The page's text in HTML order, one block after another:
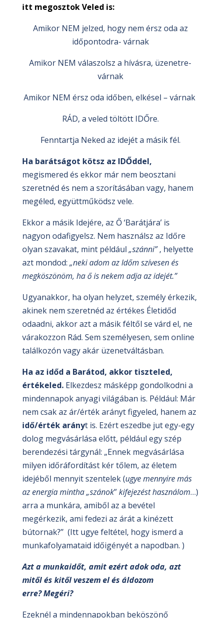
itt megosztok Veled is:
Amikor NEM jelzed, hogy nem érsz oda az
időpontodra- várnak
Amikor NEM válaszolsz a hívásra, üzenetre-
várnak
Amikor NEM érsz oda időben, elkésel – várnak
RÁD, a veled töltött IDŐre.
Fenntartja Neked az idejét a másik fél.
Ha barátságot kötsz az IDŐddel,
megismered és ekkor már nem beosztani
szeretnéd és nem a szorításában vagy, hanem
megéled, együttműködsz vele.
Ekkor a másik Idejére, az Ő ‘Barátjára’ is
nagyon odafigyelsz. Nem használsz az Időre
olyan szavakat, mint például „szánni”, helyette
azt mondod: „neki adom az Időm szívesen és
megköszönöm, ha ő is nekem adja az idejét.”
Ugyanakkor, ha olyan helyzet, személy érkezik,
akinek nem szeretnéd az értékes Életidőd
odaadni, akkor azt a másik féltől se várd el, ne
várakozzon Rád. Sem személyesen, sem online
találkozón vagy akár üzenetváltásban.
Ha az időd a Barátod, akkor tiszteled,
értékeled. Elkezdesz másképp gondolkodni a
mindennapok anyagi világában is. Például: Már
nem csak az ár/érték arányt figyeled, hanem az
idő/érték arányt is. Ezért eszedbe jut egy-egy
dolog megvásárlása előtt, például egy szép
berendezési tárgynál: „Ennek megvásárlása
milyen időráfordítást kér tőlem, az életem
idejéből mennyit szentelek (ugye mennyire más
az energia mintha „szánok”kifejezést használom…)
arra a munkára, amiből az a bevétel
megérkezik, ami fedezi az árát a kinézett
bútornak?” (Itt ugye feltétel, hogy ismerd a
munkafolyamataid időigényét a napodban. )
Azt a munkaidőt, amit ezért adok oda, azt
mitől és kitől veszem el és áldozom
erre? Megéri?
Ezeknél a mindennapokban beköszönő